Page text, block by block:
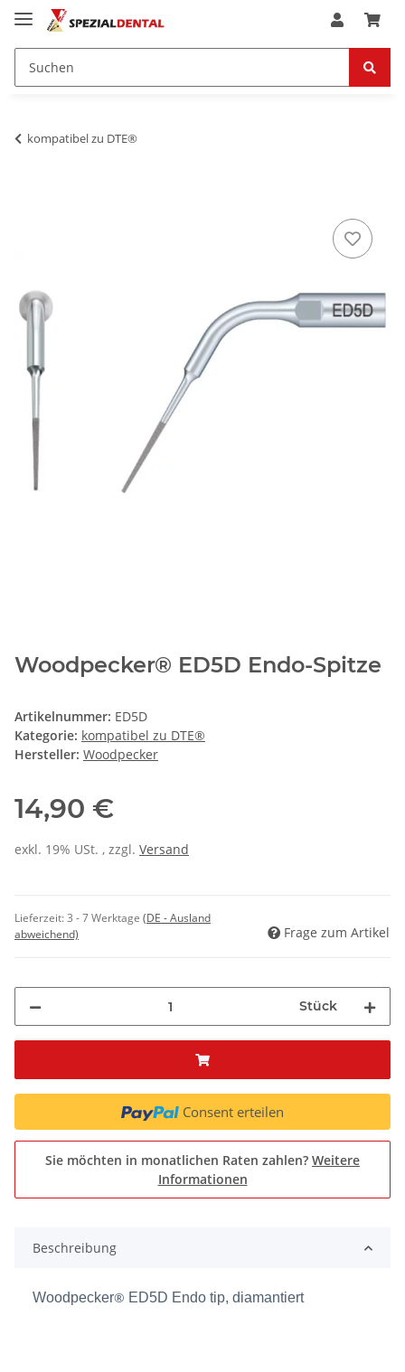
kompatibel zu DTE®
Woodpecker® ED5D Endo-Spitze
Artikelnummer: ED5D
Kategorie: kompatibel zu DTE®
Hersteller: Woodpecker
14,90 €
exkl. 19% USt. , zzgl. Versand
Lieferzeit:3 - 7 Werktage (DE - Ausland
abweichend)
Frage zum Artikel
Stück
Consent erteilen
Sie möchten in monatlichen Raten zahlen? Weitere
Informationen
Beschreibung
Woodpecker® ED5D Endo tip, diamantiert